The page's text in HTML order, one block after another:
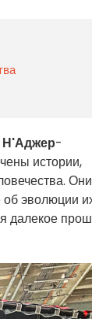
Н'Аджер-
истории,
Они
эволюции
далекое